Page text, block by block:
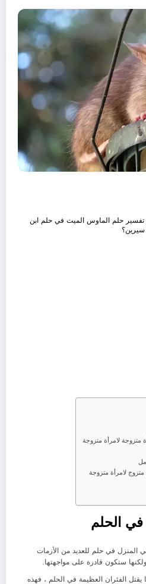
تفسير حلم الماوس الميت في حلم ابن
سيرين؟
لامرأة متزوجة
الحلم
المنزل في حلم للعديد من الأزمات
ستكون قادرة على مواجهتها.
يقتل الفئران العظيمة في الحلم ، فهذه